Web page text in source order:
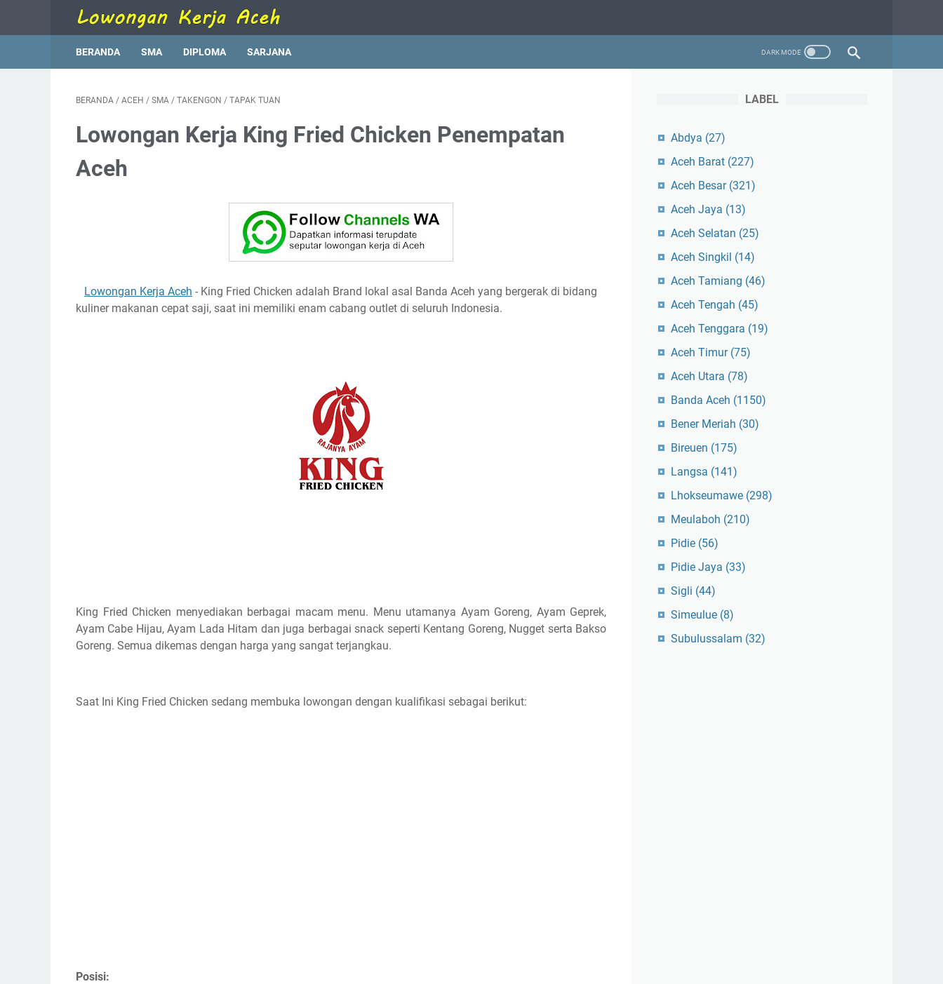
BERANDA SMA DIPLOMA SARJANA
BERANDA / ACEH / SMA / TAKENGON / TAPAK TUAN
Lowongan Kerja King Fried Chicken Penempatan
Aceh
Lowongan Kerja Aceh - King Fried Chicken adalah Brand lokal asal Banda Aceh yang bergerak di bidang
kuliner makanan cepat saji, saat ini memiliki enam cabang outlet di seluruh Indonesia.
King Fried Chicken menyediakan berbagai macam menu. Menu utamanya Ayam Goreng, Ayam Geprek,
Ayam Cabe Hijau, Ayam Lada Hitam dan juga berbagai snack seperti Kentang Goreng, Nugget serta Bakso
Goreng. Semua dikemas dengan harga yang sangat terjangkau.
Saat Ini King Fried Chicken sedang membuka lowongan dengan kualifikasi sebagai berikut:
Posisi:
LABEL
Abdya (27)
Aceh Barat (227)
Aceh Besar (321)
Aceh Jaya (13)
Aceh Selatan (25)
Aceh Singkil (14)
Aceh Tamiang (46)
Aceh Tengah (45)
Aceh Tenggara (19)
Aceh Timur (75)
Aceh Utara (78)
Banda Aceh (1150)
Bener Meriah (30)
Bireuen (175)
Langsa (141)
Lhokseumawe (298)
Meulaboh (210)
Pidie (56)
Pidie Jaya (33)
Sigli (44)
Simeulue (8)
Subulussalam (32)